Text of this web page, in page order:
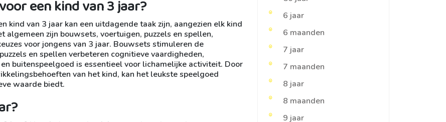
een kind van 3 jaar?
kind van 3 jaar kan een uitdagende taak zijn, aangezien elk kind
algemeen zijn bouwsets, voertuigen, puzzels en spellen,
voor jongens van 3 jaar. Bouwsets stimuleren de
en spellen verbeteren cognitieve vaardigheden,
buitenspeelgoed is essentieel voor lichamelijke activiteit. Door
van het kind, kan het leukste speelgoed
waarde biedt.
6 jaar
6 maanden
7 jaar
7 maanden
8 jaar
8 maanden
9 jaar